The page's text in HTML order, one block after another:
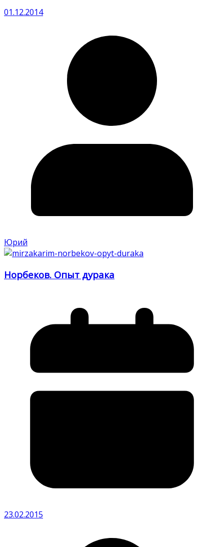
01.12.2014
Юрий
Норбеков. Опыт дурака
23.02.2015